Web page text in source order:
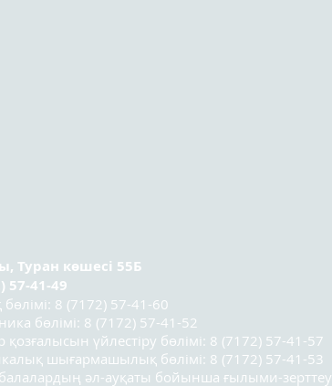
Туран көшесі 55Б
57-41-49
8 (7172) 57-41-60
бөлімі: 8 (7172) 57-41-52
қозғалысын үйлестіру бөлімі: 8 (7172) 57-41-57
шығармашылық бөлімі: 8 (7172) 57-41-53
әл-ауқаты бойынша ғылыми-зерттеу